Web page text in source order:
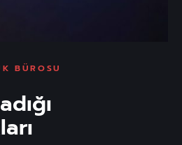
BÜROSU